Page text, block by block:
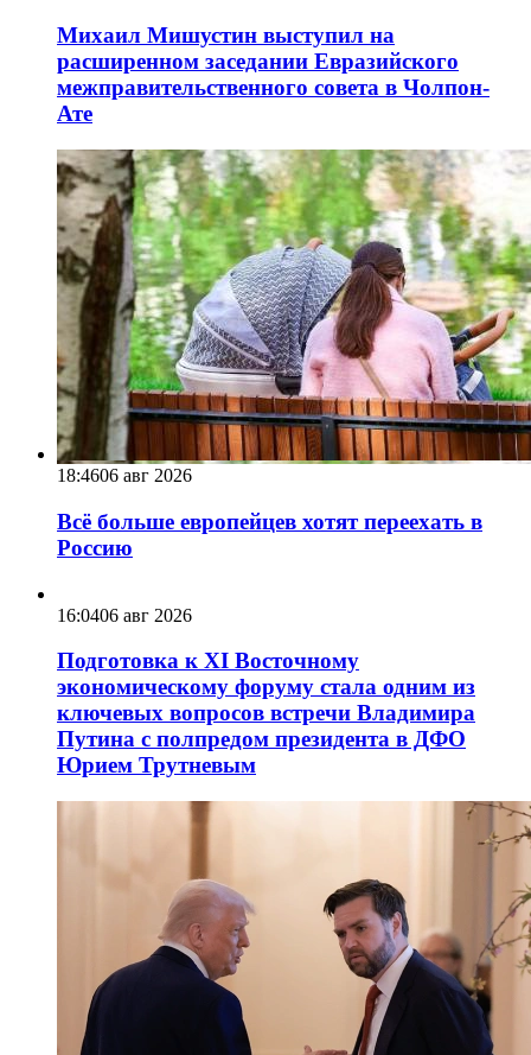
Михаил Мишустин выступил на
расширенном заседании Евразийского
межправительственного совета в Чолпон-
Ате
18:4606 авг 2026
Всё больше европейцев хотят переехать в
Россию
16:0406 авг 2026
Подготовка к XI Восточному
экономическому форуму стала одним из
ключевых вопросов встречи Владимира
Путина с полпредом президента в ДФО
Юрием Трутневым